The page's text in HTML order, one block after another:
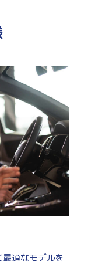
適なモデルを